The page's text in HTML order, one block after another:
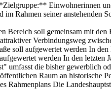
Einwohnerinnen
Rahmen seiner anstehenden
Bereich soll gemeinsam mit
Verbindungsweg
soll aufgewertet werden In
werden In den
umfasst die bisher gewerblich
Raum an historische
Rahmenplans Die